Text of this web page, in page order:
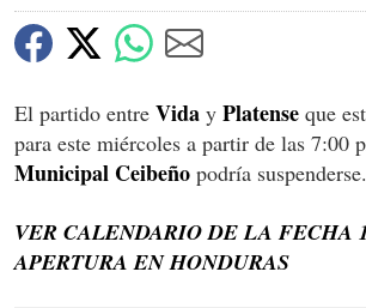
El partido entre Vida y Platense que
para este miércoles a partir de las 7:00
Municipal Ceibeño podría suspenderse.
VER CALENDARIO DE LA FECHA
APERTURA EN HONDURAS